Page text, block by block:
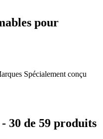
pour
Spécialement conçu
30 de 59 produits